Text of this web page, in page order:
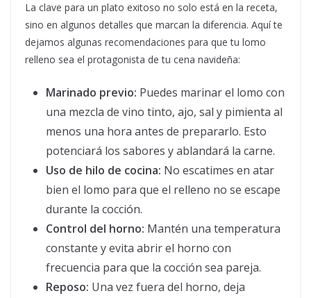
La clave para un plato exitoso no solo está en la receta,
sino en algunos detalles que marcan la diferencia. Aquí te
dejamos algunas recomendaciones para que tu lomo
relleno sea el protagonista de tu cena navideña:
Marinado previo: Puedes marinar el lomo con
una mezcla de vino tinto, ajo, sal y pimienta al
menos una hora antes de prepararlo. Esto
potenciará los sabores y ablandará la carne.
Uso de hilo de cocina: No escatimes en atar
bien el lomo para que el relleno no se escape
durante la cocción.
Control del horno: Mantén una temperatura
constante y evita abrir el horno con
frecuencia para que la cocción sea pareja.
Reposo: Una vez fuera del horno, deja